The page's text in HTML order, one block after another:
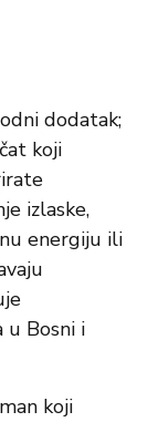
dodatak;
koji
izlaske,
energiju ili
u Bosni i
koji